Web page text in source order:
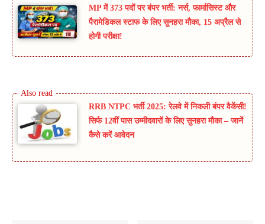
MP में 373 पदों पर बंपर भर्ती: नर्स, फार्मासिस्ट और
पैरामेडिकल स्टाफ के लिए सुनहरा मौका, 15 अप्रैल से
होगी परीक्षा!
RRB NTPC भर्ती 2025: रेलवे में निकली बंपर वैकेंसी!
सिर्फ 12वीं पास उम्मीदवारों के लिए सुनहरा मौका – जानें
कैसे करें आवेदन